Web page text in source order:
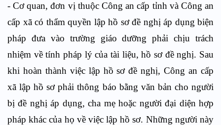
- Cơ quan, đơn vị thuộc Công an cấp tỉnh và Công an
cấp xã có thẩm quyền lập hồ sơ đề nghị áp dụng biện
pháp đưa vào trường giáo dưỡng phải chịu trách
nhiệm về tính pháp lý của tài liệu, hồ sơ đề nghị. Sau
khi hoàn thành việc lập hồ sơ đề nghị, Công an cấp
xã lập hồ sơ phải thông báo bằng văn bản cho người
bị đề nghị áp dụng, cha mẹ hoặc người đại diện hợp
pháp khác của họ về việc lập hồ sơ. Những người này